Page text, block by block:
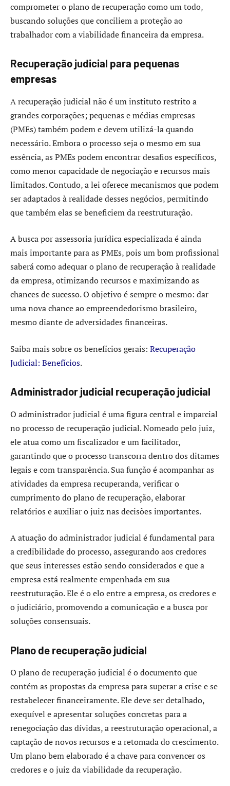
comprometer o plano de recuperação como um todo,
buscando soluções que conciliem a proteção ao
trabalhador com a viabilidade financeira da empresa.
Recuperação judicial para pequenas
empresas
A recuperação judicial não é um instituto restrito a
grandes corporações; pequenas e médias empresas
(PMEs) também podem e devem utilizá-la quando
necessário. Embora o processo seja o mesmo em sua
essência, as PMEs podem encontrar desafios específicos,
como menor capacidade de negociação e recursos mais
limitados. Contudo, a lei oferece mecanismos que podem
ser adaptados à realidade desses negócios, permitindo
que também elas se beneficiem da reestruturação.
A busca por assessoria jurídica especializada é ainda
mais importante para as PMEs, pois um bom profissional
saberá como adequar o plano de recuperação à realidade
da empresa, otimizando recursos e maximizando as
chances de sucesso. O objetivo é sempre o mesmo: dar
uma nova chance ao empreendedorismo brasileiro,
mesmo diante de adversidades financeiras.
Saiba mais sobre os benefícios gerais: Recuperação
Judicial: Benefícios.
Administrador judicial recuperação judicial
O administrador judicial é uma figura central e imparcial
no processo de recuperação judicial. Nomeado pelo juiz,
ele atua como um fiscalizador e um facilitador,
garantindo que o processo transcorra dentro dos ditames
legais e com transparência. Sua função é acompanhar as
atividades da empresa recuperanda, verificar o
cumprimento do plano de recuperação, elaborar
relatórios e auxiliar o juiz nas decisões importantes.
A atuação do administrador judicial é fundamental para
a credibilidade do processo, assegurando aos credores
que seus interesses estão sendo considerados e que a
empresa está realmente empenhada em sua
reestruturação. Ele é o elo entre a empresa, os credores e
o judiciário, promovendo a comunicação e a busca por
soluções consensuais.
Plano de recuperação judicial
O plano de recuperação judicial é o documento que
contém as propostas da empresa para superar a crise e se
restabelecer financeiramente. Ele deve ser detalhado,
exequível e apresentar soluções concretas para a
renegociação das dívidas, a reestruturação operacional, a
captação de novos recursos e a retomada do crescimento.
Um plano bem elaborado é a chave para convencer os
credores e o juiz da viabilidade da recuperação.